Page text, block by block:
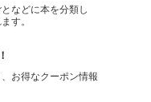
などに本を分類し
す。
お得なクーポン情報